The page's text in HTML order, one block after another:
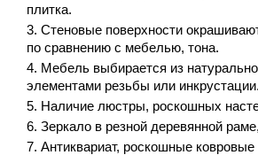
плитка.
Стеновые поверхности
по сравнению с мебелью, тона.
Мебель выбирается из
элементами резьбы или инкрустации.
Наличие люстры, роскошных
Зеркало в резной деревянной
Антиквариат, роскошные ковровые